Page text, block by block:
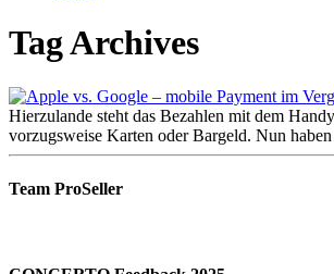
Tag Archives
Hierzulande steht das Bezahlen mit dem
vorzugsweise Karten oder Bargeld. Nun
Team ProSeller